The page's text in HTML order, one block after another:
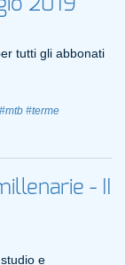
2019
tutti gli abbonati
#mtb #terme
- II
e